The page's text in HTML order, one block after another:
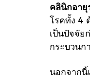
คลินิกอายุ
โรคทั้ง 4
เป็นปัจจัย
กระบวน
นอกจากนี้